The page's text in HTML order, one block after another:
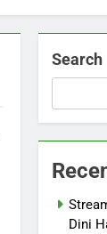
Search
Dini